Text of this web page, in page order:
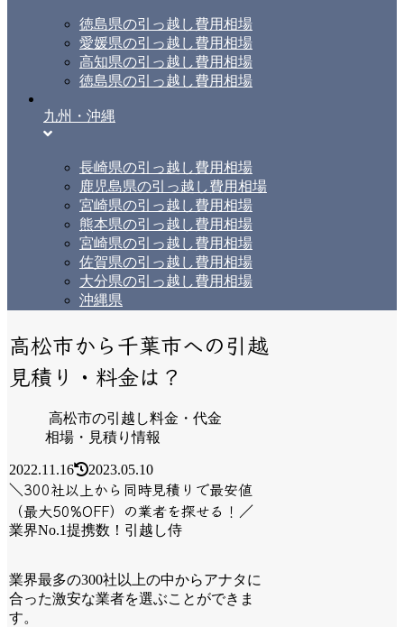
徳島県の引っ越し費用相場
愛媛県の引っ越し費用相場
高知県の引っ越し費用相場
徳島県の引っ越し費用相場
九州・沖縄
長崎県の引っ越し費用相場
鹿児島県の引っ越し費用相場
宮崎県の引っ越し費用相場
熊本県の引っ越し費用相場
宮崎県の引っ越し費用相場
佐賀県の引っ越し費用相場
大分県の引っ越し費用相場
沖縄県
高松市から千葉市への引越
見積り・料金は？
高松市の引越し料金・代金
相場・見積り情報
2022.11.16 2023.05.10
＼300社以上から同時見積りで最安値
（最大50%OFF）の業者を探せる！／
業界No.1提携数！引越し侍
業界最多の300社以上の中からアナタに
合った激安な業者を選ぶことができま
す。